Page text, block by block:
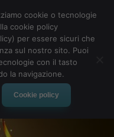
cookie o tecnologie
cookie policy
per essere sicuri che
sul nostro sito. Puoi
con il tasto
la navigazione.
Cookie policy